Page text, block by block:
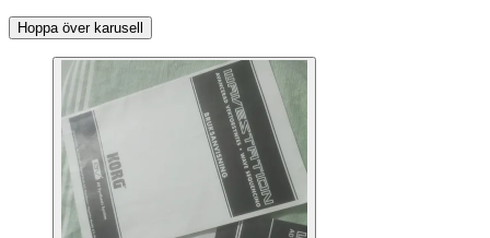
Hoppa över karusell